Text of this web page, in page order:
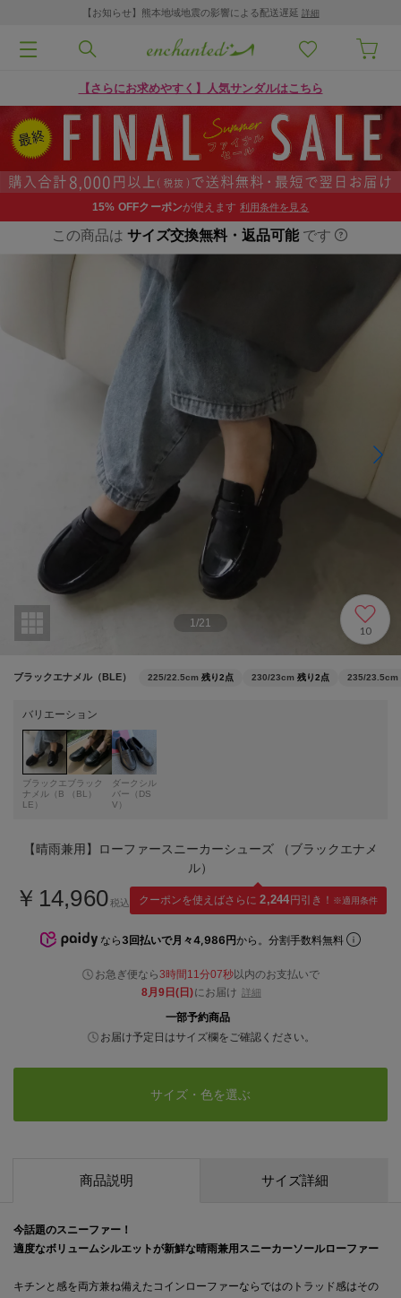
【お知らせ】熊本地域地震の影響による配送遅延 詳細
【さらにお求めやすく】人気サンダルはこちら
15% OFFクーポンが使えます 利用条件を見る
この商品は サイズ交換無料・返品可能 です
1 /21
10
ブラックエナメル（BLE） 225/22.5cm 残り2点 230/23cm 残り2点 235/23.5cm
バリエーション
ブラックエ
ナメル（B
LE）
ブラック
（BL）
ダークシル
バー（DS
V）
【晴雨兼用】ローファースニーカーシューズ （ブラックエナメ
ル）
￥14,960税込 クーポンを使えばさらに2,244円引き！ ※適用条件
なら 3回払いで月々4,986円から。分割手数料無料
お急ぎ便なら3時間11分06秒以内のお支払いで
8月9日(日)にお届け 詳細
一部予約商品
お届け予定日はサイズ欄をご確認ください。
サイズ・色を選ぶ
商品説明 サイズ詳細
今話題のスニーファー！
適度なボリュームシルエットが新鮮な晴雨兼用スニーカーソールローファー
キチンと感を両方兼ね備えたコインローファーならではのトラッド感はその